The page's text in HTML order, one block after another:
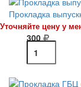
Прокладка
Уточняйте цену у
300